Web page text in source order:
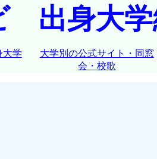
出身大
大学
大学別の公式サイト・同窓
会・校歌